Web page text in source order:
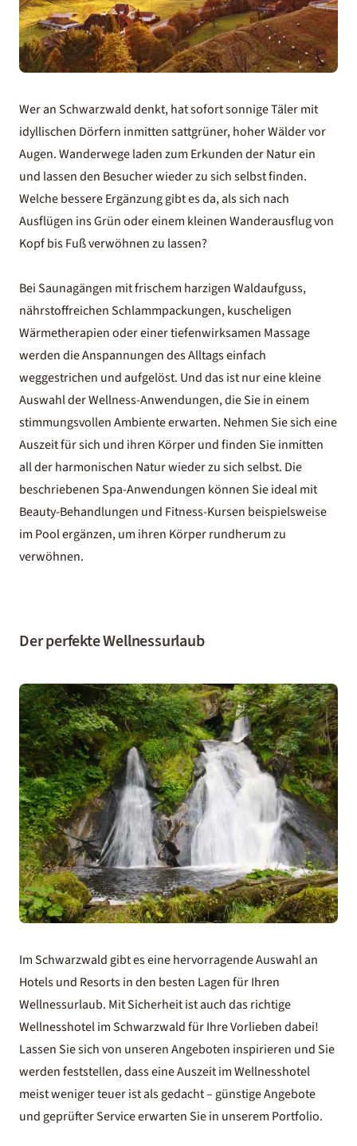
Wer an Schwarzwald denkt, hat sofort sonnige Täler mit
idyllischen Dörfern inmitten sattgrüner, hoher Wälder vor
Augen. Wanderwege laden zum Erkunden der Natur ein
und lassen den Besucher wieder zu sich selbst finden.
Welche bessere Ergänzung gibt es da, als sich nach
Ausflügen ins Grün oder einem kleinen Wanderausflug von
Kopf bis Fuß verwöhnen zu lassen?
Bei Saunagängen mit frischem harzigen Waldaufguss,
nährstoffreichen Schlammpackungen, kuscheligen
Wärmetherapien oder einer tiefenwirksamen Massage
werden die Anspannungen des Alltags einfach
weggestrichen und aufgelöst. Und das ist nur eine kleine
Auswahl der Wellness-Anwendungen, die Sie in einem
stimmungsvollen Ambiente erwarten. Nehmen Sie sich eine
Auszeit für sich und ihren Körper und finden Sie inmitten
all der harmonischen Natur wieder zu sich selbst. Die
beschriebenen Spa-Anwendungen können Sie ideal mit
Beauty-Behandlungen und Fitness-Kursen beispielsweise
im Pool ergänzen, um ihren Körper rundherum zu
verwöhnen.
Der perfekte Wellnessurlaub
Im Schwarzwald gibt es eine hervorragende Auswahl an
Hotels und Resorts in den besten Lagen für Ihren
Wellnessurlaub. Mit Sicherheit ist auch das richtige
Wellnesshotel im Schwarzwaldfür Ihre Vorlieben dabei!
Lassen Sie sich von unseren Angeboten inspirieren und Sie
werden feststellen, dass eine Auszeit im Wellnesshotel
meist weniger teuer ist als gedacht – günstige Angebote
und geprüfter Service erwarten Sie in unserem Portfolio.